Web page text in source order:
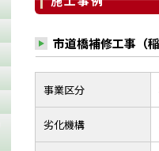
市道橋補修工事（稲
事業区分
劣化機構